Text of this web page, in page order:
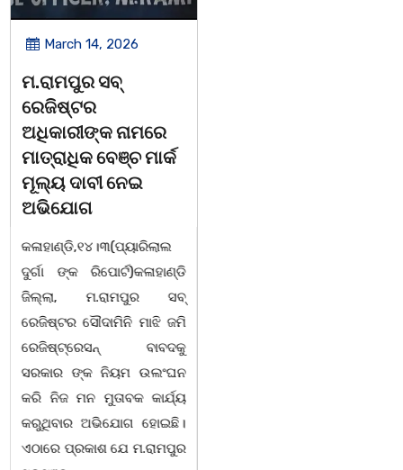
March 14, 2026
ଚିତାବାଘ ର ନଖ ଜବତ
ତିନି ଯୁବକ ଗିରଫ ଓ
କୋର୍ଟ ଚାଲାଣ
କଳାହାଣ୍ଡି,୧୪|୩(ପ୍ୟାରିଲାଲ
ଦୁର୍ଗା ଙ୍କ ରିପୋର୍ଟ):ବେଆଇନ
କରି ବ୍ୟବସାୟ ଚାଲୁଥିବା
ସମ୍ପର୍କରେ କୌଣସି ସୂତ୍ରରୁ
ସୂଚନା ପାଇ କଳାହାଣ୍ଡି ଉତ୍ତର
ବନଖଣ୍ଡ ଅଧୀନ କେଗାଁ ରେଞ୍ଜର
ବନ କର୍ମଚାରୀ ମାନେ ଗରଗାବ
ସେକ୍ସନ ଅଧୀନ କାନ୍ଦୁଲଝର